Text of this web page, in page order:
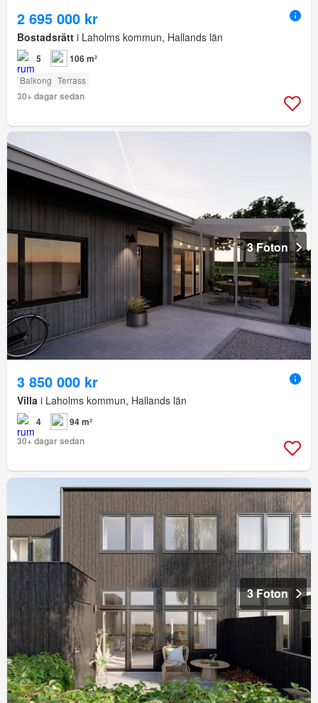
2 695 000 kr
Bostadsrätt i Laholms kommun, Hallands län
5 106 m²
Balkong Terrass
30+ dagar sedan
3 Foton
3 850 000 kr
Villa i Laholms kommun, Hallands län
4
94 m²
30+ dagar sedan
3 Foton